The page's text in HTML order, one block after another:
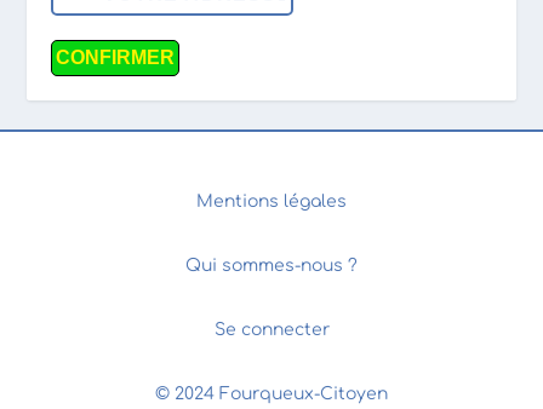
Mentions légales
Qui sommes-nous ?
Se connecter
© 2024 Fourqueux-Citoyen